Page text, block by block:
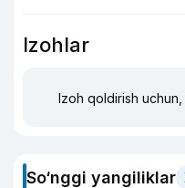
Izohlar
Izoh qoldirish uchun,
So‘nggi yangiliklar